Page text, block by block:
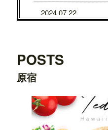
2024.07.22
7/31から8/5まで、
2024.07.22
でOPENします。
2024.03.20
POSTS
原宿